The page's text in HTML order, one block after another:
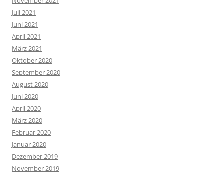
Juli 2021
Juni 2021
April 2021
März 2021
Oktober 2020
September 2020
August 2020
Juni 2020
April 2020
März 2020
Februar 2020
Januar 2020
Dezember 2019
November 2019